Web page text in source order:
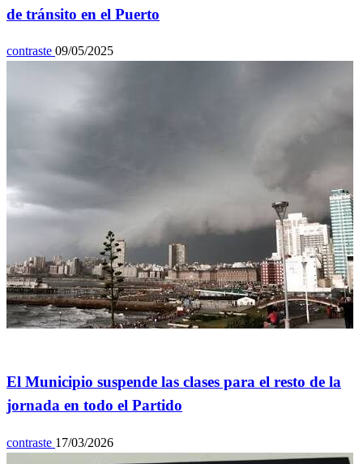
de tránsito en el Puerto
contraste 09/05/2025
El Municipio suspende las clases para el resto de la
jornada en todo el Partido
contraste 17/03/2026